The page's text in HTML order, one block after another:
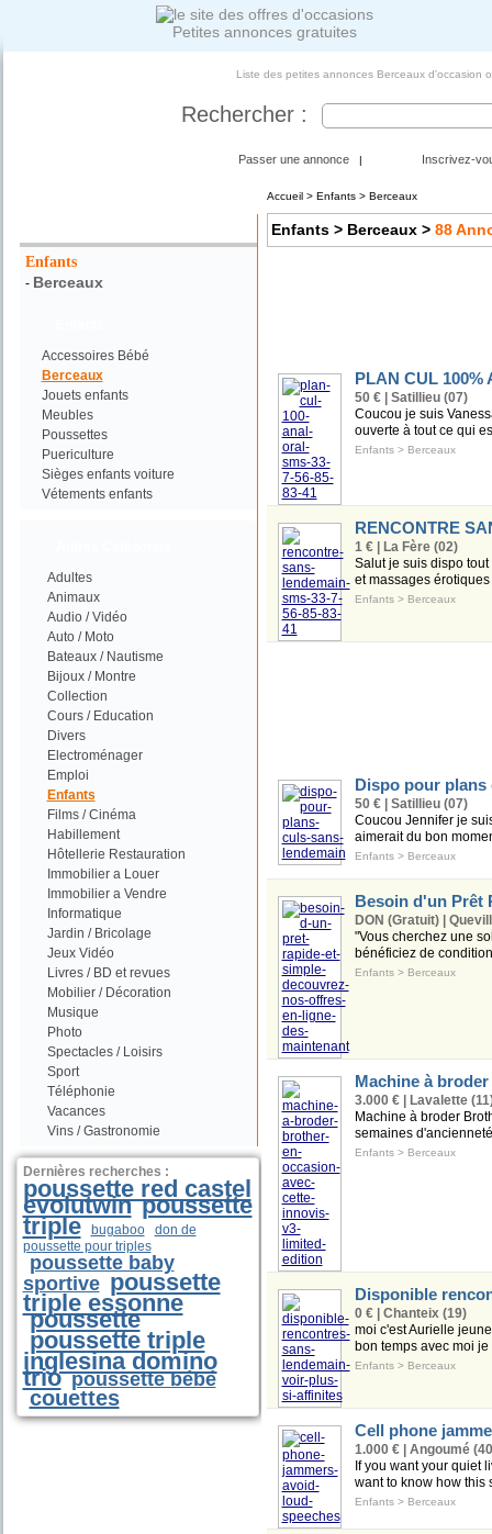
Petites annonces gratuites
Liste des petites annonces Berceaux d'occasion
Rechercher :
Passer une annonce | Inscrivez-
Enfants
- Berceaux
Accessoires Bébé
Berceaux
Jouets enfants
Meubles
Poussettes
Puericulture
Sièges enfants voiture
Vétements enfants
Adultes
Animaux
Audio / Vidéo
Auto / Moto
Bateaux / Nautisme
Bijoux / Montre
Collection
Cours / Education
Divers
Electroménager
Emploi
Enfants
Films / Cinéma
Habillement
Hôtellerie Restauration
Immobilier a Louer
Immobilier a Vendre
Informatique
Jardin / Bricolage
Jeux Vidéo
Livres / BD et revues
Mobilier / Décoration
Musique
Photo
Spectacles / Loisirs
Sport
Téléphonie
Vacances
Vins / Gastronomie
Dernières recherches :
poussette red castel
evolutwin poussette
triple bugaboo
don de
poussette pour triples
poussette baby
sportive poussette
triple essonne
poussette
poussette triple
inglesina domino
trio poussette bébé
couettes
Accueil> Enfants> Berceaux
Enfants> Berceaux> 88
PLAN CUL 100%
50 € | Satillieu (07)
Coucou je suis
ouverte à tout ce qui
Enfants> Berceaux
RENCONTRE
1 € | La Fère (02)
Salut je suis dispo
et massages
Enfants> Berceaux
Dispo pour plans
50 € | Satillieu (07)
Coucou Jennifer je
aimerait du bon
Enfants> Berceaux
Besoin d'un Prêt
DON (Gratuit) |
"Vous cherchez une
bénéficiez de
Enfants> Berceaux
Machine à
3.000 € | Lavalette
Machine à broder
semaines
Enfants> Berceaux
Disponible
0 € | Chanteix (19)
moi c'est Aurielle
bon temps avec moi
Enfants> Berceaux
Cell phone
1.000 € | Angoumé
If you want your quiet
want to know how this
Enfants> Berceaux